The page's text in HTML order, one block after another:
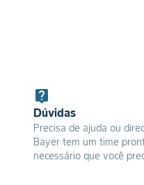
Dúvidas
Precisa de ajuda ou
Bayer tem um time
necessário que você